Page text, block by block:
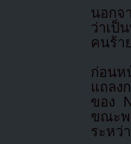
นอกจ
ว่าเป็
คนร้า
ก่อน
แถลง
ของ
ขณะ
ระหว่